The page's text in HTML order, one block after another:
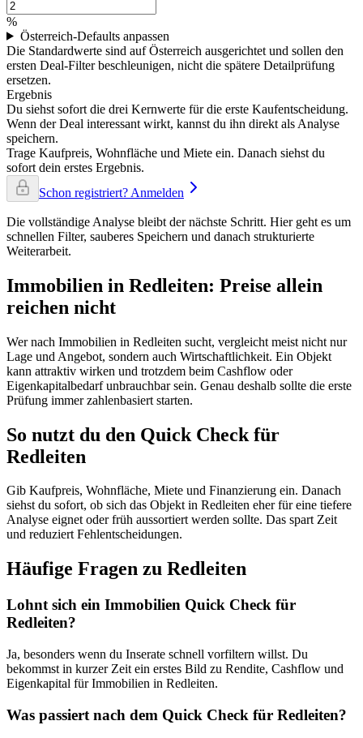
%
Österreich-Defaults anpassen
Die Standardwerte sind auf Österreich ausgerichtet und sollen den
ersten Deal-Filter beschleunigen, nicht die spätere Detailprüfung
ersetzen.
Ergebnis
Du siehst sofort die drei Kernwerte für die erste Kaufentscheidung.
Wenn der Deal interessant wirkt, kannst du ihn direkt als Analyse
speichern.
Trage Kaufpreis, Wohnfläche und Miete ein. Danach siehst du
sofort dein erstes Ergebnis.
Schon registriert? Anmelden
Die vollständige Analyse bleibt der nächste Schritt. Hier geht es um
schnellen Filter, sauberes Speichern und danach strukturierte
Weiterarbeit.
Immobilien in Redleiten: Preise allein
reichen nicht
Wer nach Immobilien in Redleiten sucht, vergleicht meist nicht nur
Lage und Angebot, sondern auch Wirtschaftlichkeit. Ein Objekt
kann attraktiv wirken und trotzdem beim Cashflow oder
Eigenkapitalbedarf unbrauchbar sein. Genau deshalb sollte die erste
Prüfung immer zahlenbasiert starten.
So nutzt du den Quick Check für
Redleiten
Gib Kaufpreis, Wohnfläche, Miete und Finanzierung ein. Danach
siehst du sofort, ob sich das Objekt in Redleiten eher für eine tiefere
Analyse eignet oder früh aussortiert werden sollte. Das spart Zeit
und reduziert Fehlentscheidungen.
Häufige Fragen zu Redleiten
Lohnt sich ein Immobilien Quick Check für
Redleiten?
Ja, besonders wenn du Inserate schnell vorfiltern willst. Du
bekommst in kurzer Zeit ein erstes Bild zu Rendite, Cashflow und
Eigenkapital für Immobilien in Redleiten.
Was passiert nach dem Quick Check für Redleiten?